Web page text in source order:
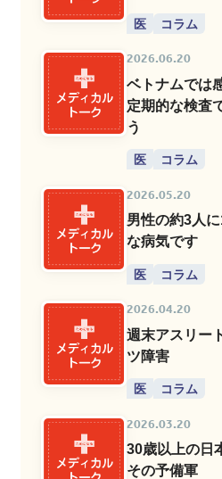
医 コラム
2026.06.20
ベトナムでは
定期的な検査
う
医 コラム
2026.05.20
男性の約3人
な病気です
医 コラム
2026.04.20
週末アスリー
ツ障害
医 コラム
2026.03.20
30歳以上の日
その予備軍